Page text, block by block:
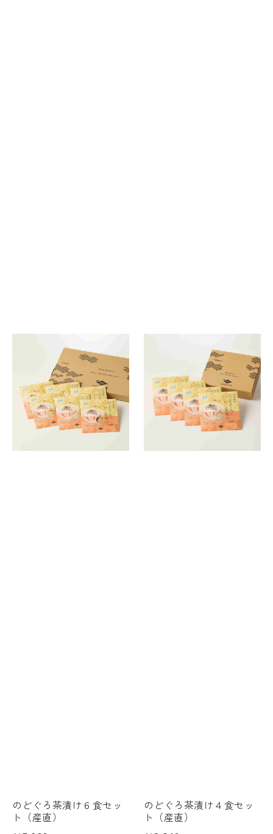
のどぐろ茶漬け６食セッ
ト（産直）
のどぐろ茶漬け４食セッ
ト（産直）